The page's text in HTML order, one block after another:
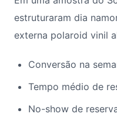
estruturaram dia
externa polaroid vinil
Conversão na
Tempo médio de
No-show de